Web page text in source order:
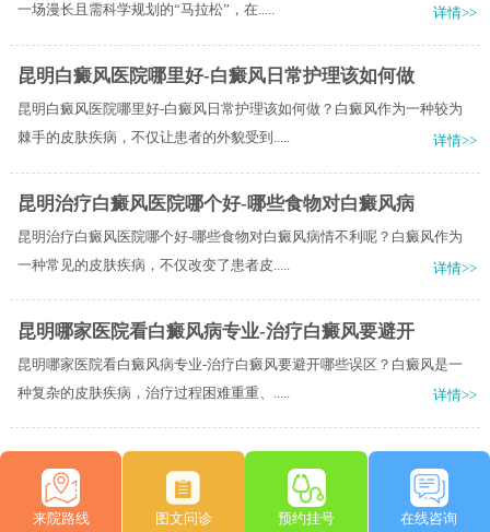
一场漫长且需科学规划的“马拉松”，在.....
详情>>
昆明白癜风医院哪里好-白癜风日常护理该如何做
昆明白癜风医院哪里好-白癜风日常护理该如何做？白癜风作为一种较为
棘手的皮肤疾病，不仅让患者的外貌受到.....
详情>>
昆明治疗白癜风医院哪个好-哪些食物对白癜风病
昆明治疗白癜风医院哪个好-哪些食物对白癜风病情不利呢？白癜风作为
一种常见的皮肤疾病，不仅改变了患者皮.....
详情>>
昆明哪家医院看白癜风病专业-治疗白癜风要避开
昆明哪家医院看白癜风病专业-治疗白癜风要避开哪些误区？白癜风是一
种复杂的皮肤疾病，治疗过程困难重重、.....
详情>>
来院路线 图文问诊 预约挂号 在线咨询